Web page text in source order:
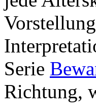
Serie
Richtung,